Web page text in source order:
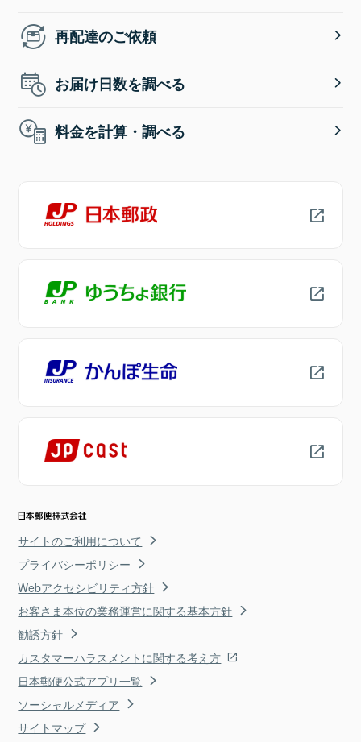
再配達のご依頼
お届け日数を調べる
料金を計算・調べる
サイトのご利用について
プライバシーポリシー
Webアクセシビリティ方針
お客さま本位の業務運営に関する基本方針
勧誘方針
カスタマーハラスメントに関する考え方
日本郵便公式アプリ一覧
ソーシャルメディア
サイトマップ